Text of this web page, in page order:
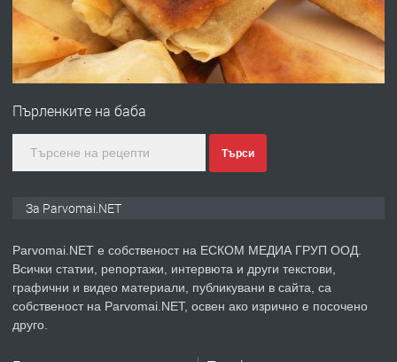
преди 1 година
ПРЕДЛАГА
Първи поход "По стъпките на Ангел
преди 1 година
ПРЕДЛАГА Уроци по Математика
Пърленките на баба
Търси
За Parvomai.NET
Parvomai.NET е собственост на ЕСКОМ МЕДИА ГРУП ООД.
Всички статии, репортажи, интервюта и други текстови,
графични и видео материали, публикувани в сайта, са
собственост на Parvomai.NET, освен ако изрично е посочено
друго.